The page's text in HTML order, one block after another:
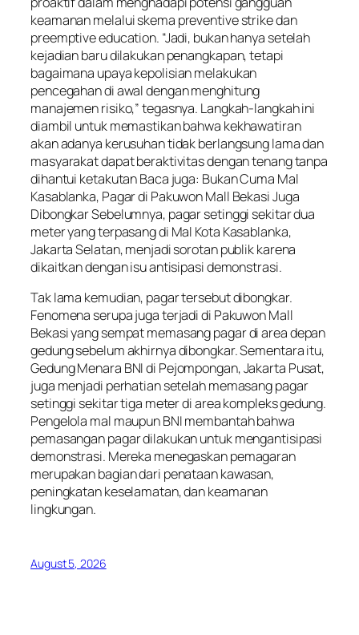
keamanan melalui skema preventive strike dan
preemptive education. “Jadi, bukan hanya setelah
kejadian baru dilakukan penangkapan, tetapi
bagaimana upaya kepolisian melakukan
pencegahan di awal dengan menghitung
manajemen risiko,” tegasnya. Langkah-langkah ini
diambil untuk memastikan bahwa kekhawatiran
akan adanya kerusuhan tidak berlangsung lama dan
masyarakat dapat beraktivitas dengan tenang tanpa
dihantui ketakutan Baca juga: Bukan Cuma Mal
Kasablanka, Pagar di Pakuwon Mall Bekasi Juga
Dibongkar Sebelumnya, pagar setinggi sekitar dua
meter yang terpasang di Mal Kota Kasablanka,
Jakarta Selatan, menjadi sorotan publik karena
dikaitkan dengan isu antisipasi demonstrasi.
Tak lama kemudian, pagar tersebut dibongkar.
Fenomena serupa juga terjadi di Pakuwon Mall
Bekasi yang sempat memasang pagar di area depan
gedung sebelum akhirnya dibongkar. Sementara itu,
Gedung Menara BNI di Pejompongan, Jakarta Pusat,
juga menjadi perhatian setelah memasang pagar
setinggi sekitar tiga meter di area kompleks gedung.
Pengelola mal maupun BNI membantah bahwa
pemasangan pagar dilakukan untuk mengantisipasi
demonstrasi. Mereka menegaskan pemagaran
merupakan bagian dari penataan kawasan,
peningkatan keselamatan, dan keamanan
lingkungan.
August 5, 2026